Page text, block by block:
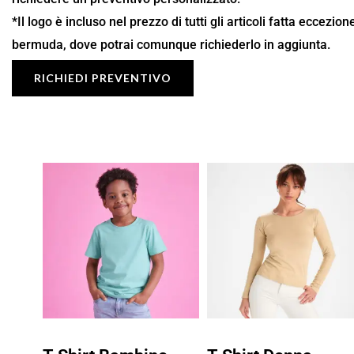
*Il logo è incluso nel prezzo di tutti gli articoli fatta
bermuda, dove potrai comunque richiederlo in aggiunta.
RICHIEDI PREVENTIVO
Fascia
di
prezzo:
da
6,39 €
9,13 €
Fascia
di
prezzo:
7,56 €
10,80 €